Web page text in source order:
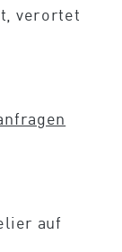
verortet
auf